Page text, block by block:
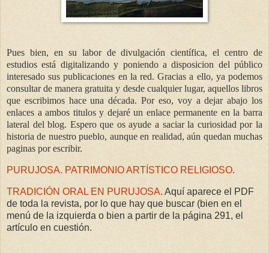
Pues bien, en su labor de divulgación científica, el centro de
estudios está digitalizando y poniendo a disposicion del público
interesado sus publicaciones en la red. Gracias a ello, ya podemos
consultar de manera gratuita y desde cualquier lugar, aquellos libros
que escribimos hace una década. Por eso, voy a dejar abajo los
enlaces a ambos titulos y dejaré un enlace permanente en la barra
lateral del blog. Espero que os ayude a saciar la curiosidad por la
historia de nuestro pueblo, aunque en realidad, aún quedan muchas
paginas por escribir.
PURUJOSA. PATRIMONIO ARTÍSTICO RELIGIOSO.
TRADICIÓN ORAL EN PURUJOSA. Aquí aparece el PDF
de toda la revista, por lo que hay que buscar (bien en el
menú de la izquierda o bien a partir de la página 291, el
artículo en cuestión.